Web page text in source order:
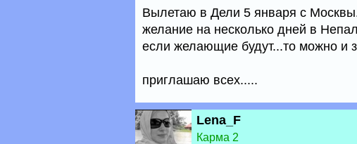
Вылетаю в Дели 5 января с
желание на несколько дней в
если желающие будут...то можно и
приглашаю всех.....
Lena_F
Карма 2